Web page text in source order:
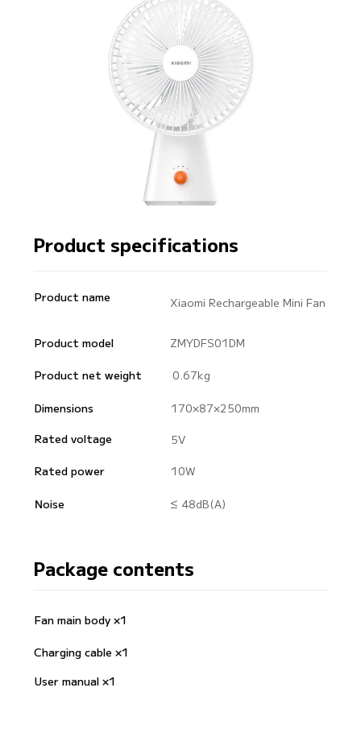
Product specifications
Product name Xiaomi Rechargeable Mini Fan
Product model ZMYDFS01DM
Product net weight 0.67kg
Dimensions 170×87×250mm
Rated voltage 5V
Rated power 10W
Noise ≤ 48dB(A)
Package contents
Fan main body ×1
Charging cable ×1
User manual ×1